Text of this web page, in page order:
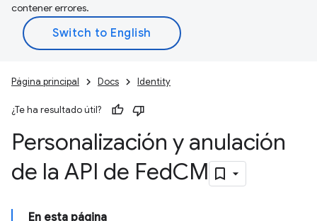
contener errores.
Página principal Docs Identity
¿Te ha resultado útil?
Personalización y anulación
de la API de FedCM
En esta página